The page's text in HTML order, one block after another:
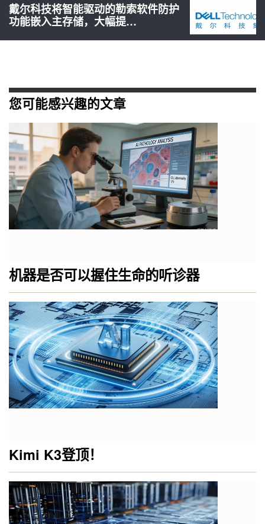
戴尔科技将智能驱动的勒索软件防护
功能嵌入主存储，大幅提…
您可能感兴趣的文章
机器是否可以握住生命的听诊器
Kimi K3登顶！